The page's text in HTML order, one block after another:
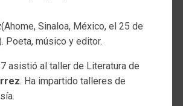
(Ahome, Sinaloa, México, el 25 de
Poeta, músico y editor.
asistió al taller de Literatura de
. Ha impartido talleres de